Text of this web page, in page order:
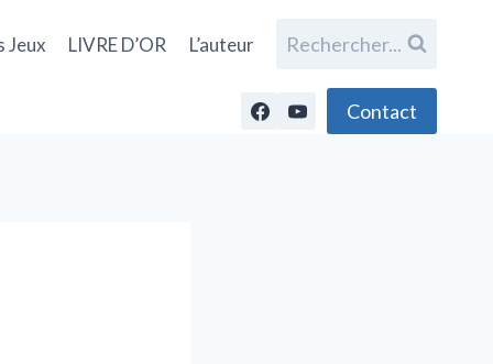
Jeux LIVRE D’OR L’auteur Rechercher...
Contact